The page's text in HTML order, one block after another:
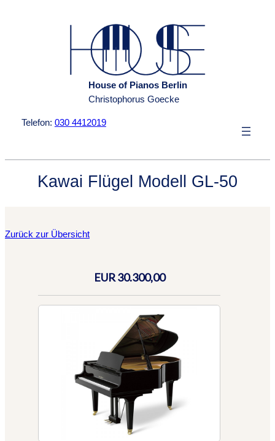
House of Pianos Berlin
Christophorus Goecke
Telefon: 030 4412019
Kawai Flügel Modell GL-50
Zurück zur Übersicht
EUR 30.300,00